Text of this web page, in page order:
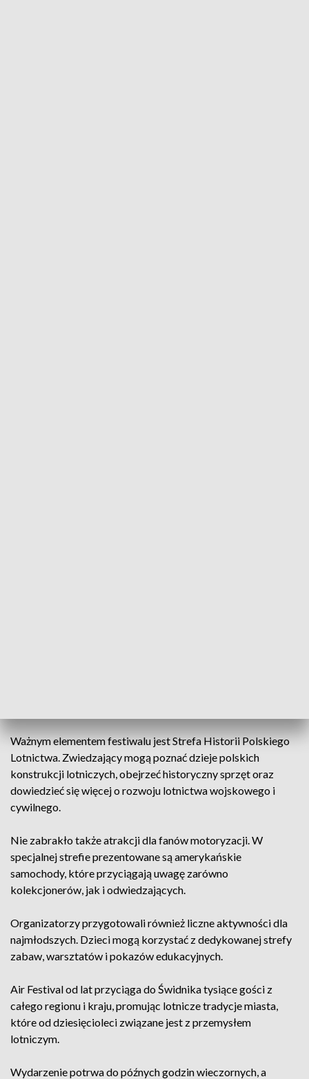
Ważnym elementem festiwalu jest Strefa Historii Polskiego
Lotnictwa. Zwiedzający mogą poznać dzieje polskich
konstrukcji lotniczych, obejrzeć historyczny sprzęt oraz
dowiedzieć się więcej o rozwoju lotnictwa wojskowego i
cywilnego.
Nie zabrakło także atrakcji dla fanów motoryzacji. W
specjalnej strefie prezentowane są amerykańskie
samochody, które przyciągają uwagę zarówno
kolekcjonerów, jak i odwiedzających.
Organizatorzy przygotowali również liczne aktywności dla
najmłodszych. Dzieci mogą korzystać z dedykowanej strefy
zabaw, warsztatów i pokazów edukacyjnych.
Air Festival od lat przyciąga do Świdnika tysiące gości z
całego regionu i kraju, promując lotnicze tradycje miasta,
które od dziesięcioleci związane jest z przemysłem
lotniczym.
Wydarzenie potrwa do późnych godzin wieczornych, a